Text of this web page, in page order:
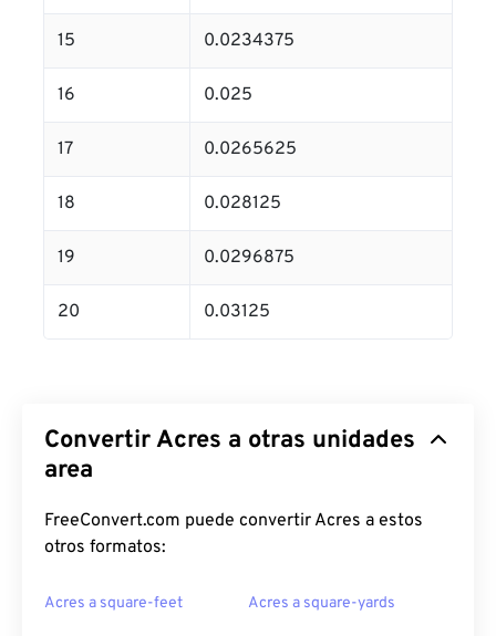
15 0.0234375
16 0.025
17 0.0265625
18 0.028125
19 0.0296875
20 0.03125
Convertir Acres a otras unidades
area
FreeConvert.com puede convertir Acres a estos
otros formatos:
Acres a square-feet Acres a square-yards